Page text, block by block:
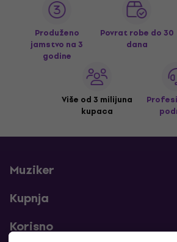
Produženo
jamstvo na 3
godine
Povrat robe do 30
dana
Više od 3 milijuna
kupaca
Muziker
Kupnja
Korisno